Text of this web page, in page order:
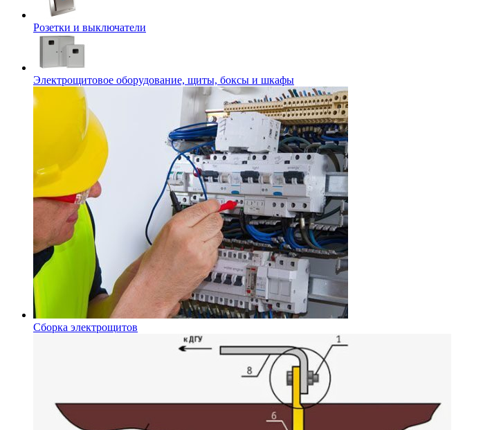
Розетки и выключатели
Электрощитовое оборудование, щиты, боксы и шкафы
Сборка электрощитов